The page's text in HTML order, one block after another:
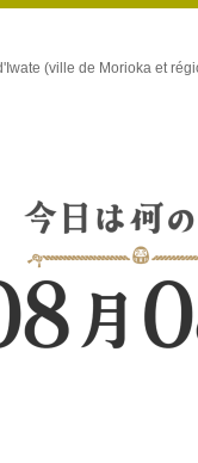
(ville de Morioka et